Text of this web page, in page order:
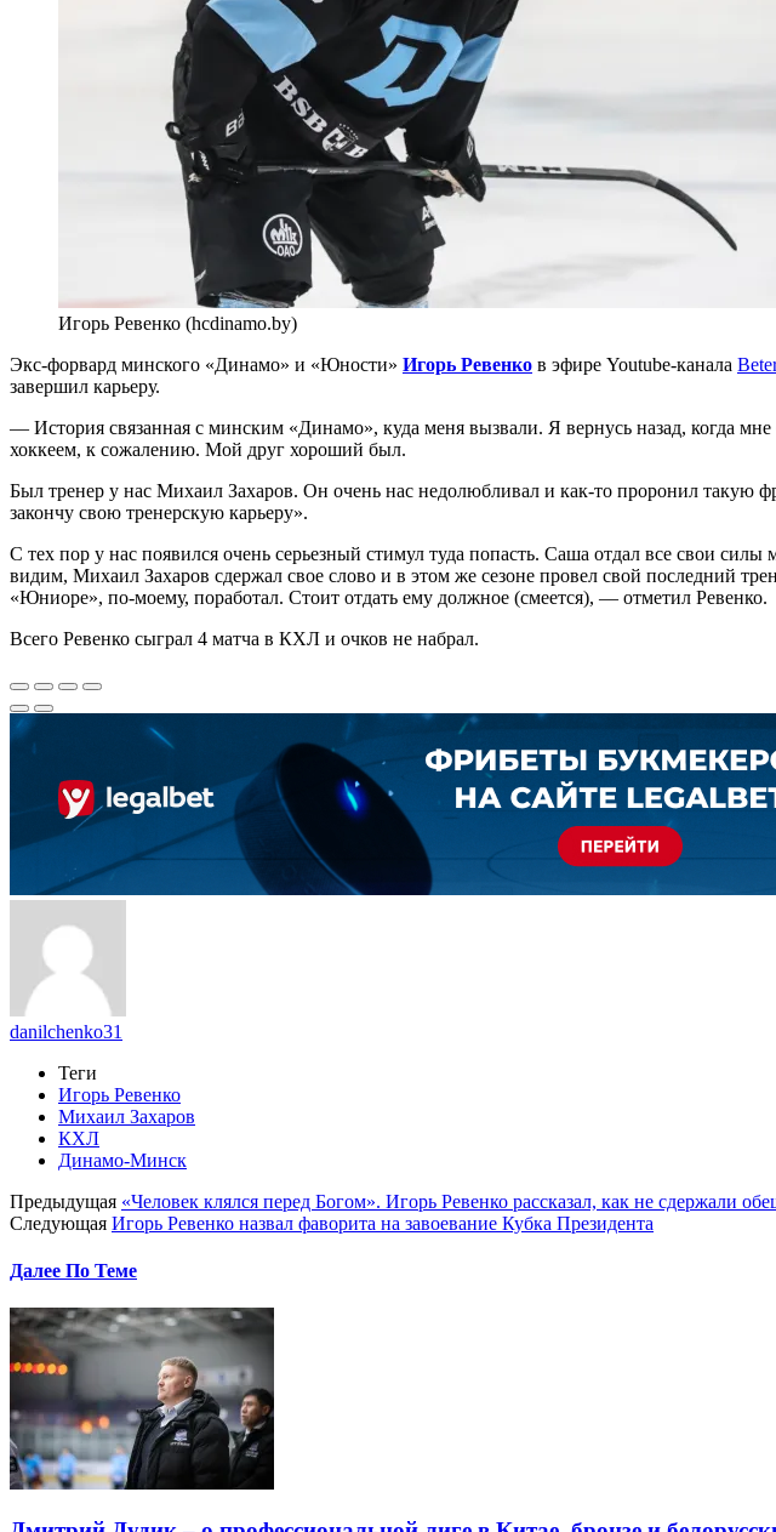
Игорь Ревенко (hcdinamo.by)
Экс-форвард минского «Динамо» и «Юности» Игорь Ревенко в эфире Youtube-канала
завершил карьеру.
— История связанная с минским «Динамо», куда меня вызвали. Я вернусь назад, когда
хоккеем, к сожалению. Мой друг хороший был.
Был тренер у нас Михаил Захаров. Он очень нас недолюбливал и как-то проронил такую
закончу свою тренерскую карьеру».
С тех пор у нас появился очень серьезный стимул туда попасть. Саша отдал все свои
видим, Михаил Захаров сдержал свое слово и в этом же сезоне провел свой последний
«Юниоре», по-моему, поработал. Стоит отдать ему должное (смеется), — отметил Ревенко.
Всего Ревенко сыграл 4 матча в КХЛ и очков не набрал.
danilchenko31
Теги
Игорь Ревенко
Михаил Захаров
КХЛ
Динамо-Минск
Предыдущая «Человек клялся перед Богом». Игорь Ревенко рассказал, как не сдержали
Следующая Игорь Ревенко назвал фаворита на завоевание Кубка Президента
Далее По Теме